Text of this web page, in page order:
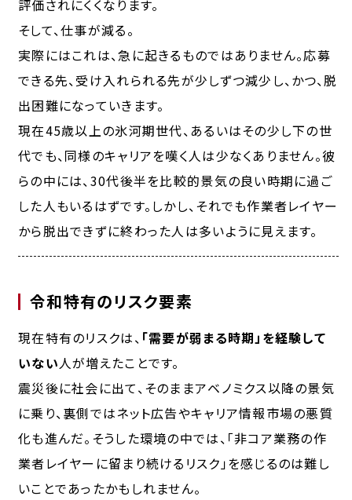
評価されにくくなります。
そして、仕事が減る。
実際にはこれは、急に起きるものではありません。応募
できる先、受け入れられる先が少しずつ減少し、かつ、脱
出困難になっていきます。
現在45歳以上の氷河期世代、あるいはその少し下の世
代でも、同様のキャリアを嘆く人は少なくありません。彼
らの中には、30代後半を比較的景気の良い時期に過ご
した人もいるはずです。しかし、それでも作業者レイヤー
から脱出できずに終わった人は多いように見えます。
令和特有のリスク要素
現在特有のリスクは、 「需要が弱まる時期」を経験して
いない人が増えたことです。
震災後に社会に出て、そのままアベノミクス以降の景気
に乗り、裏側ではネット広告やキャリア情報市場の悪質
化も進んだ。そうした環境の中では、「非コア業務の作
業者レイヤーに留まり続けるリスク」を感じるのは難し
いことであったかもしれません。